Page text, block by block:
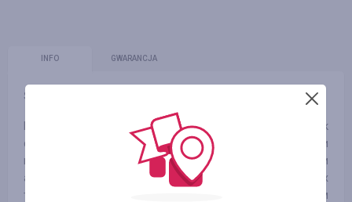
INFO GWARANCJA
Średni czas oczekiwania na Cashback:
Магазин специализируется на таких категориях, как
свадебные платья, платья для выпускного вечера и
платья для праздников, а также женская одежда, обувь и
аксессуары. TBDress придерживается последних
тенденций в моде, чтобы помочь своим клиентам